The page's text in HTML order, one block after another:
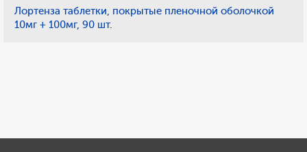
Лортенза таблетки, покрытые пленочной оболочкой
10мг + 100мг, 90 шт.